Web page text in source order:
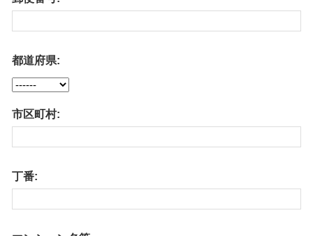
都道府県:
市区町村:
丁番: